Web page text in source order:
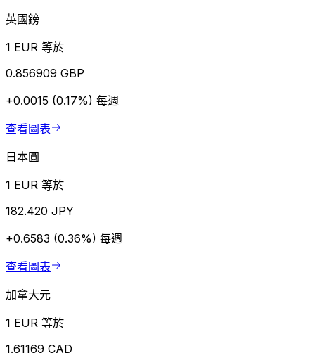
英國鎊
1 EUR 等於
0.856909 GBP
+0.0015 (0.17%) 每週
查看圖表
日本圓
1 EUR 等於
182.420 JPY
+0.6583 (0.36%) 每週
查看圖表
加拿大元
1 EUR 等於
1.61169 CAD